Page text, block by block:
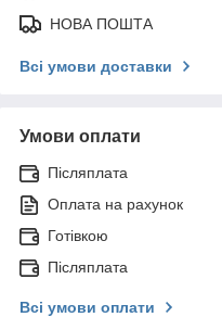
НОВА ПОШТА
Всі умови доставки
Умови оплати
Післяплата
Оплата на рахунок
Готівкою
Післяплата
Всі умови оплати